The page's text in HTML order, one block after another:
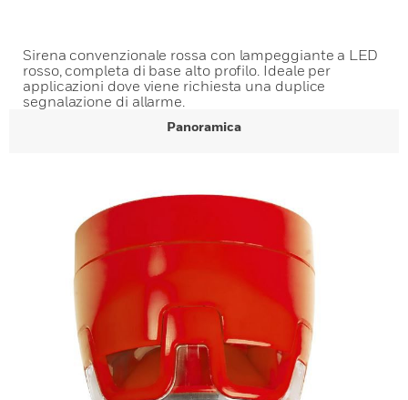
Sirena convenzionale rossa con lampeggiante a LED
rosso, completa di base alto profilo. Ideale per
applicazioni dove viene richiesta una duplice
segnalazione di allarme.
Panoramica